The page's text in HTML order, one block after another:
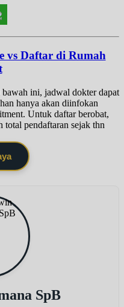
vs Daftar di Rumah
ini, jadwal dokter dapat
hanya akan diinfokan
Untuk daftar berobat,
pendaftaran sejak thn
SpB